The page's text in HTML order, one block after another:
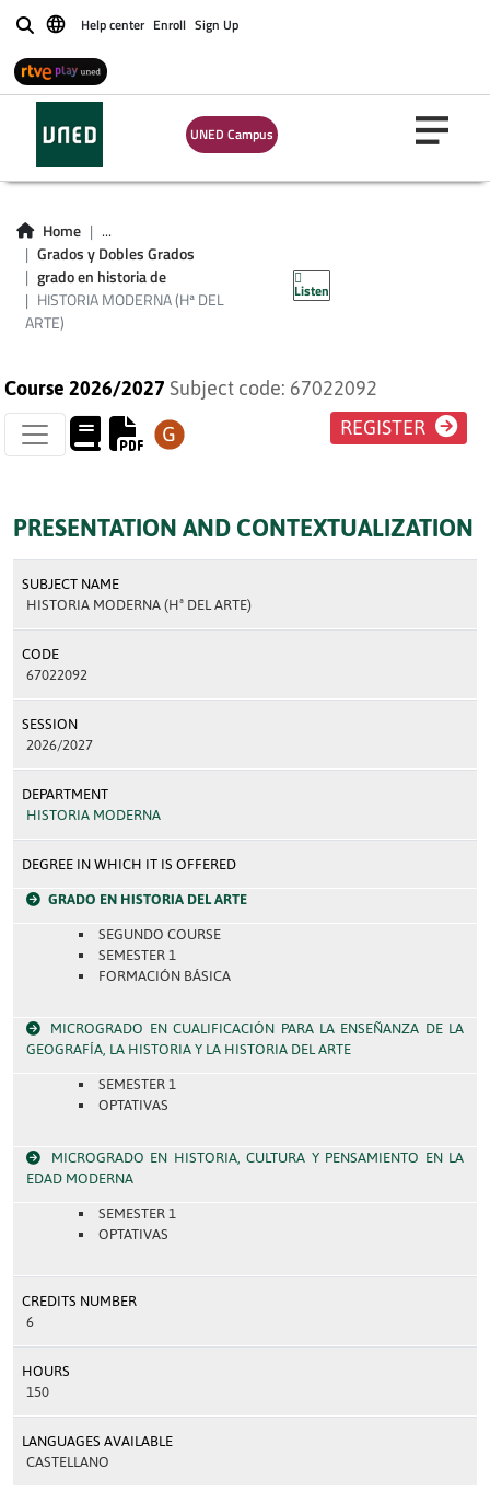
BuscarHelp center Enroll Sign Up
UNED Campus
Home
...
Grados y Dobles Grados
grado en historia de
HISTORIA MODERNA (Hª DEL
ARTE)
Listen
HISTORIA
MODERNA (Hª DEL
ARTE)
Course 2026/2027 Subject code: 67022092
REGISTER
PRESENTATION AND CONTEXTUALIZATION
SUBJECT NAME
HISTORIA MODERNA (Hª DEL ARTE)
CODE
67022092
SESSION
2026/2027
DEPARTMENT
HISTORIA MODERNA
DEGREE IN WHICH IT IS OFFERED
GRADO EN HISTORIA DEL ARTE
SEGUNDO COURSE
SEMESTER 1
FORMACIÓN BÁSICA
MICROGRADO EN CUALIFICACIÓN PARA LA ENSEÑANZA DE LA
GEOGRAFÍA, LA HISTORIA Y LA HISTORIA DEL ARTE
SEMESTER 1
OPTATIVAS
MICROGRADO EN HISTORIA, CULTURA Y PENSAMIENTO EN LA
EDAD MODERNA
SEMESTER 1
OPTATIVAS
CREDITS NUMBER
6
HOURS
150
LANGUAGES AVAILABLE
CASTELLANO